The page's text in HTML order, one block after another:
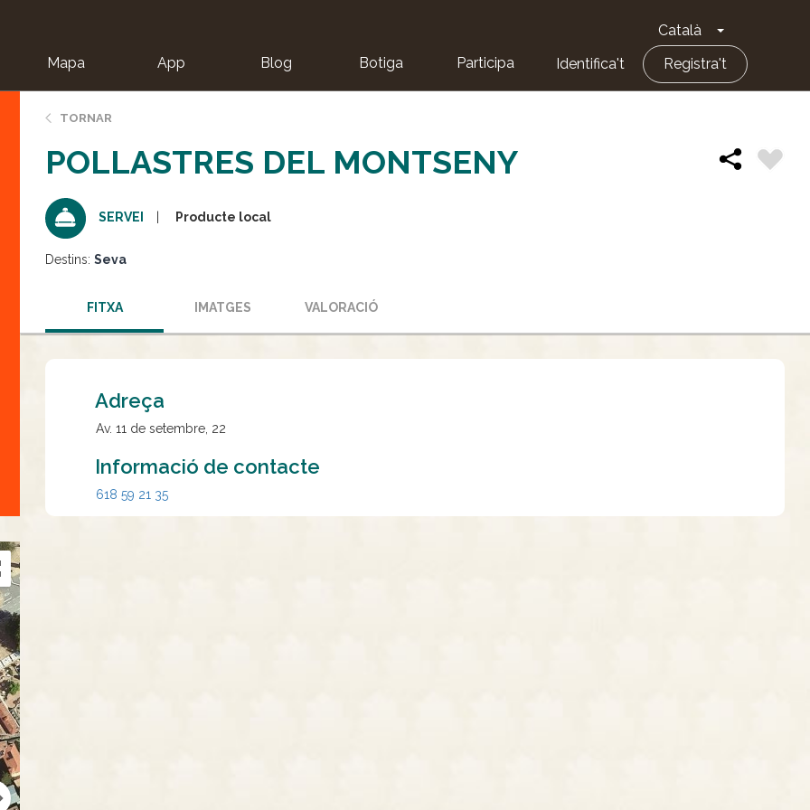
Català Toggle
Mapa App Blog Botiga Participa Identifica't Registra't
TORNAR
POLLASTRES DEL MONTSENY
SERVEI Producte local
Destins: Seva
FITXA IMATGES VALORACIÓ
Adreça
Av. 11 de setembre, 22
Informació de contacte
618 59 21 35